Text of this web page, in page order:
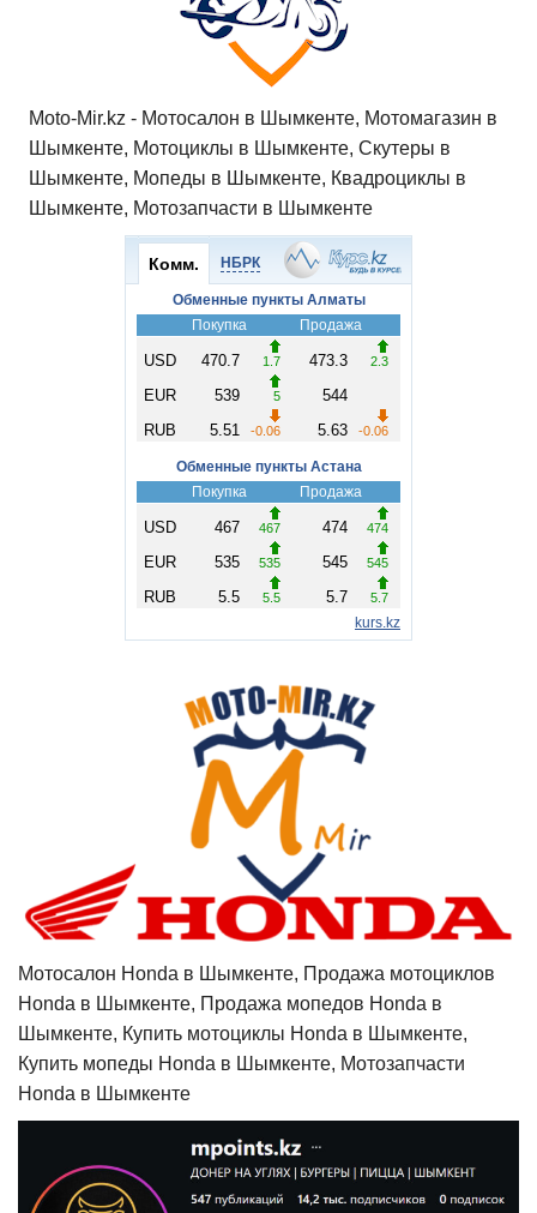
Moto-Mir.kz - Мотосалон в Шымкенте, Мотомагазин в
Шымкенте, Мотоциклы в Шымкенте, Скутеры в
Шымкенте, Мопеды в Шымкенте, Квадроциклы в
Шымкенте, Мотозапчасти в Шымкенте
Мотосалон Honda в Шымкенте, Продажа мотоциклов
Honda в Шымкенте, Продажа мопедов Honda в
Шымкенте, Купить мотоциклы Honda в Шымкенте,
Купить мопеды Honda в Шымкенте, Мотозапчасти
Honda в Шымкенте